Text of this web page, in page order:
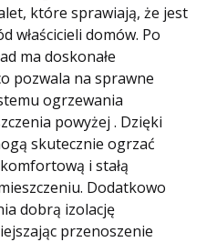
które sprawiają, że jest
właścicieli domów. Po
ma doskonałe
pozwala na sprawne
ogrzewania
powyżej . Dzięki
skutecznie ogrzać
i stałą
Dodatkowo
dobrą izolację
przenoszenie